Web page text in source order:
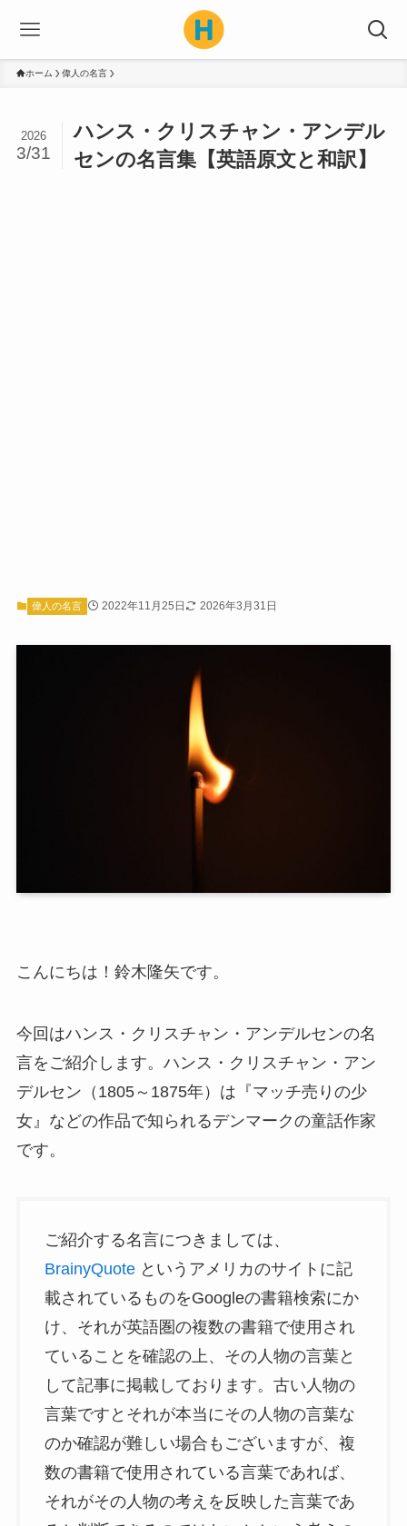
ホーム 偉人の名言
ハンス・クリスチャン・アンデル
センの名言集【英語原文と和訳】
2026
3/31
偉人の名言 2022年11月25日 2026年3月31日
こんにちは！鈴木隆矢です。
今回はハンス・クリスチャン・アンデルセンの名
言をご紹介します。ハンス・クリスチャン・アン
デルセン（1805～1875年）は『マッチ売りの少
女』などの作品で知られるデンマークの童話作家
です。
ご紹介する名言につきましては、
BrainyQuoteというアメリカのサイトに記
載されているものをGoogleの書籍検索にか
け、それが英語圏の複数の書籍で使用され
ていることを確認の上、その人物の言葉と
して記事に掲載しております。古い人物の
言葉ですとそれが本当にその人物の言葉な
のか確認が難しい場合もございますが、複
数の書籍で使用されている言葉であれば、
それがその人物の考えを反映した言葉であ